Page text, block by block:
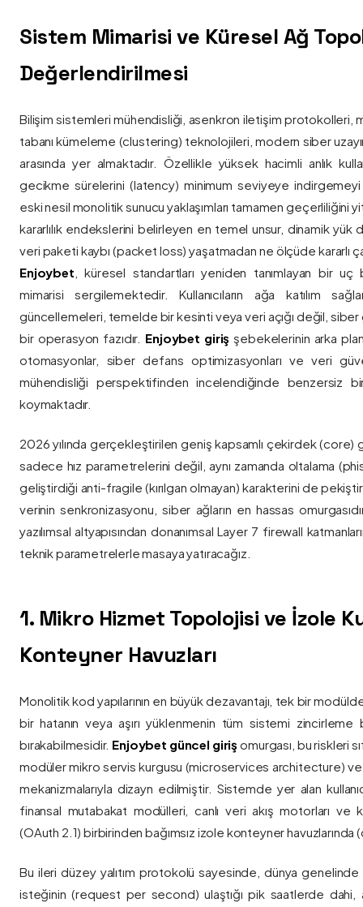
Sistem Mimarisi ve Küresel Ağ
Değerlendirilmesi
Bilişim sistemleri mühendisliği, asenkron iletişim protokolleri,
tabanı kümeleme (clustering) teknolojileri, modern siber
arasında yer almaktadır. Özellikle yüksek hacimli anlık
gecikme sürelerini (latency) minimum seviyeye
eski nesil monolitik sunucu yaklaşımları tamamen geçerliliğini
kararlılık endekslerini belirleyen en temel unsur, dinamik yük
veri paketi kaybı (packet loss) yaşatmadan ne ölçüde kararlı
Enjoybet , küresel standartları yeniden tanımlayan bir
mimarisi sergilemektedir. Kullanıcıların ağa katılım
güncellemeleri, temelde bir kesinti veya veri açığı değil, siber
bir operasyon fazıdır. Enjoybet giriş şebekelerinin arka
otomasyonlar, siber defans optimizasyonları ve veri
mühendisliği perspektifinden incelendiğinde benzersiz
koymaktadır.
2026 yılında gerçekleştirilen geniş kapsamlı çekirdek
sadece hız parametrelerini değil, aynı zamanda oltalama
geliştirdiği anti-fragile (kırılgan olmayan) karakterini de
verinin senkronizasyonu, siber ağların en hassas
yazılımsal altyapısından donanımsal Layer 7 firewall
teknik parametrelerle masaya yatıracağız.
1. Mikro Hizmet Topolojisi ve İzole
Konteyner Havuzları
Monolitik kod yapılarının en büyük dezavantajı, tek bir
bir hatanın veya aşırı yüklenmenin tüm sistemi zincirleme
bırakabilmesidir. Enjoybet güncel giriş omurgası, bu riskleri
modüler mikro servis kurgusu (microservices architecture)
mekanizmalarıyla dizayn edilmiştir. Sistemde yer alan
finansal mutabakat modülleri, canlı veri akış motorları ve
(OAuth 2.1) birbirinden bağımsız izole konteyner havuzlarında
Bu ileri düzey yalıtım protokolü sayesinde, dünya genelinde
isteğinin (request per second) ulaştığı pik saatlerde dahi,